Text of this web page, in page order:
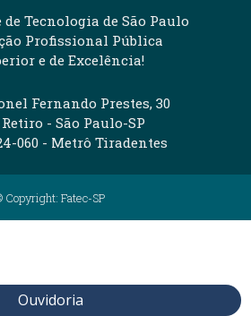
de Tecnologia de São Paulo
Profissional Pública
e de Excelência!
Fernando Prestes, 30
- São Paulo-SP
060 - Metrô Tiradentes
Copyright: Fatec-SP
Ouvidoria